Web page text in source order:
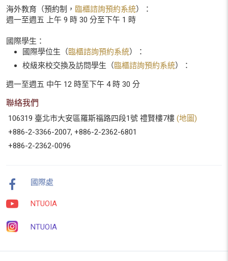
海外教育（預約制， 臨櫃諮詢預約系統）：
週一至週五 上午 9 時 30 分至下午 1 時
國際學生：
國際學位生（臨櫃諮詢預約系統）：
校級來校交換及訪問學生（臨櫃諮詢預約系統）：
週一至週五 中午 12 時至下午 4 時 30 分
聯絡我們
106319 臺北市大安區羅斯福路四段1號 禮賢樓7樓 (地圖)
+886-2-3366-2007, +886-2-2362-6801
+886-2-2362-0096
國際處
NTUOIA
NTUOIA